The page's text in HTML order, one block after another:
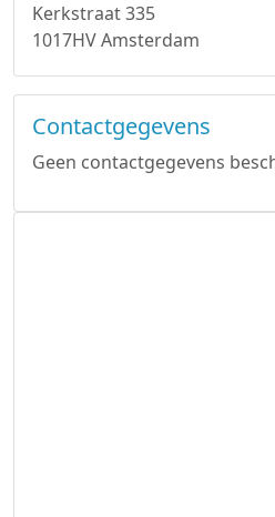
Kerkstraat 335
1017HV Amsterdam
Contactgegevens
Geen contactgegevens